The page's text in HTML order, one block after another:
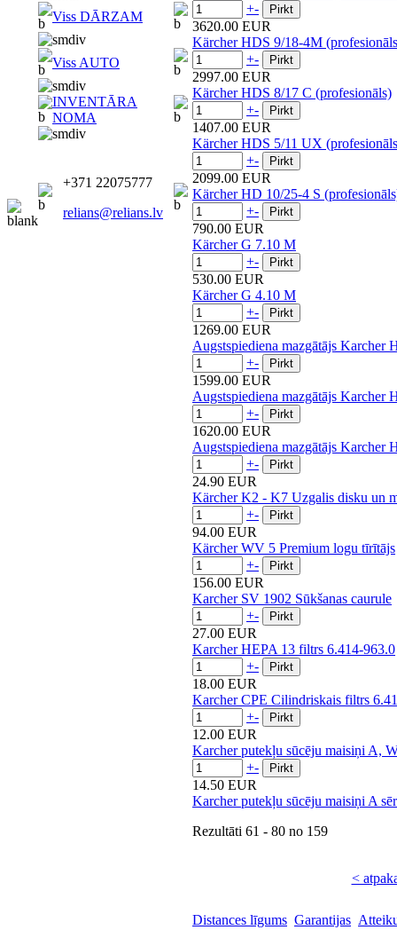
Viss DĀRZAM
Viss AUTO
INVENTĀRA
NOMA
+371 22075777
relians@relians.lv
+-
3620.00 EUR
Kärcher HDS 9/18-4M
+-
2997.00 EUR
Kärcher HDS 8/17 C (profesionāls)
+-
1407.00 EUR
Kärcher HDS 5/11 UX
+-
2099.00 EUR
Kärcher HD 10/25-4 S
+-
790.00 EUR
Kärcher G 7.10 M
+-
530.00 EUR
Kärcher G 4.10 M
+-
1269.00 EUR
Augstspiediena mazgātājs Karcher
+-
1599.00 EUR
Augstspiediena mazgātājs
+-
1620.00 EUR
Augstspiediena mazgātājs Karcher
+-
24.90 EUR
Kärcher K2 - K7 Uzgalis disku un
+-
94.00 EUR
Kärcher WV 5 Premium logu tīrītājs
+-
156.00 EUR
Karcher SV 1902 Sūkšanas caurule
+-
27.00 EUR
Karcher HEPA 13 filtrs 6.414-963.0
+-
18.00 EUR
Karcher CPE Cilindriskais filtrs
+-
12.00 EUR
Karcher putekļu sūcēju maisiņi A,
+-
14.50 EUR
Karcher putekļu sūcēju maisiņi A
Rezultāti 61 - 80 no 159
<
Distances līgums Garantijas